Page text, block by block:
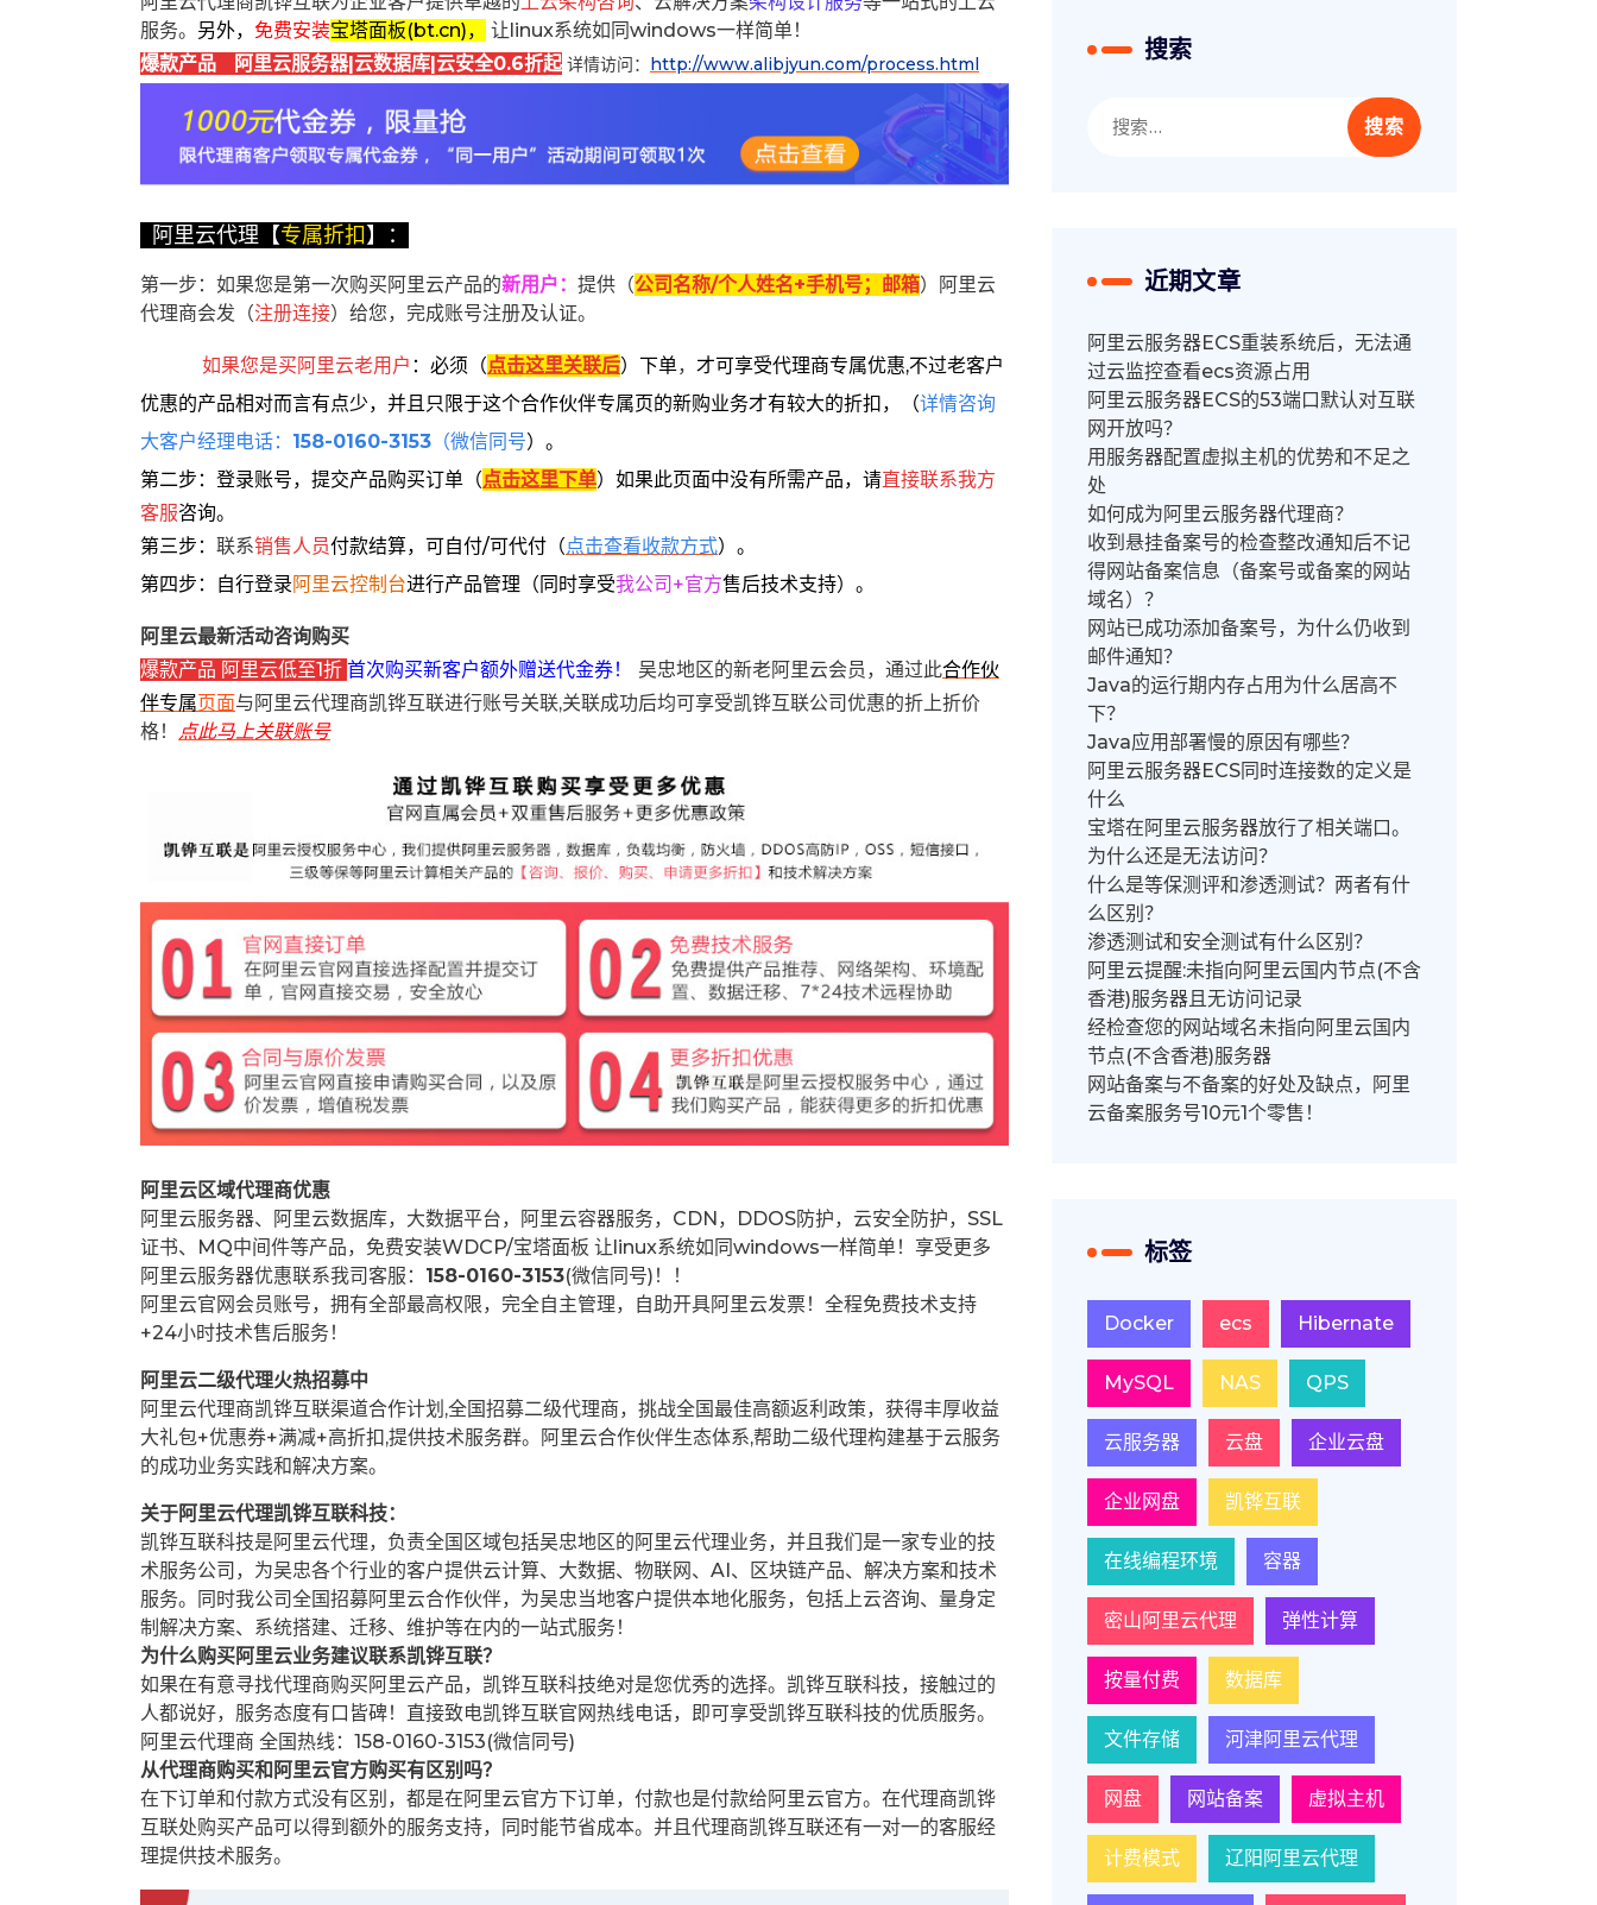
服务。 另外， 免费安装宝塔面板(bt.cn)，
让linux系统如同windows一样简单！
爆款产品 阿里云服务器|云数据库|云安全0.6折起 详情访问： http://www.alibjyun.com/process.html
阿里云代理【专属折扣】：
第一步：如果您是第一次购买阿里云产品的新用户 ： 提供（公司名称/个人姓名+手机号；邮箱）阿里云
代理商会发（注册连接）给您，完成账号注册及认证。
如果您是买阿里云老用户 ： 必须 （点击这里关联后） 下单， 才可享受代理商专属优惠,不过老客户
优惠的产品相对而言有点少，并且只限于这个合作伙伴专属页的新购业务才有较大的折扣，
（详情咨询
大客户经理电话： 158-0160-3153 （微信同号）。
第二步：登录账号，提交产品购买订单（点击这里下单） 如果此页面中没有所需产品，请直接联系我方
客服咨询。
第三步： 联系销售人员付款结算，可自付/可代付（点击查看收款方式）。
第四步：自行登录 阿里云控制台进行产品管理（同时享受我公司+官方售后技术支持）。
阿里云最新活动咨询购买
爆款产品 阿里云低至1折 首次购买新客户额外赠送代金券！ 吴忠地区的新老阿里云会员，通过此合作伙
伴专属页面与阿里云代理商凯铧互联进行账号关联,关联成功后均可享受凯铧互联公司优惠的折上折价
格！ 点此马上关联账号
阿里云区域代理商优惠
阿里云服务器、阿里云数据库，大数据平台，阿里云容器服务，CDN，DDOS防护，云安全防护，SSL
证书、MQ中间件等产品，免费安装WDCP/宝塔面板 让linux系统如同windows一样简单！享受更多
阿里云服务器优惠联系我司客服： 158-0160-3153(微信同号)！！
阿里云官网会员账号，拥有全部最高权限，完全自主管理，自助开具阿里云发票！全程免费技术支持
+24小时技术售后服务！
阿里云二级代理火热招募中
阿里云代理商凯铧互联渠道合作计划,全国招募二级代理商，挑战全国最佳高额返利政策，获得丰厚收益
大礼包+优惠券+满减+高折扣,提供技术服务群。阿里云合作伙伴生态体系,帮助二级代理构建基于云服务
的成功业务实践和解决方案。
关于阿里云代理凯铧互联科技：
凯铧互联科技是阿里云代理，负责全国区域包括吴忠地区的阿里云代理业务，并且我们是一家专业的技
术服务公司，为吴忠各个行业的客户提供云计算、大数据、物联网、AI、区块链产品、解决方案和技术
服务。同时我公司全国招募阿里云合作伙伴，为吴忠当地客户提供本地化服务，包括上云咨询、量身定
制解决方案、系统搭建、迁移、维护等在内的一站式服务！
为什么购买阿里云业务建议联系凯铧互联？
如果在有意寻找代理商购买阿里云产品，凯铧互联科技绝对是您优秀的选择。凯铧互联科技，接触过的
人都说好，服务态度有口皆碑！直接致电凯铧互联官网热线电话，即可享受凯铧互联科技的优质服务。
阿里云代理商 全国热线：158-0160-3153(微信同号)
从代理商购买和阿里云官方购买有区别吗？
在下订单和付款方式没有区别，都是在阿里云官方下订单，付款也是付款给阿里云官方。在代理商凯铧
互联处购买产品可以得到额外的服务支持，同时能节省成本。并且代理商凯铧互联还有一对一的客服经
理提供技术服务。
搜索
索：
近期文章
阿里云服务器ECS重装系统后，无法通
过云监控查看ecs资源占用
阿里云服务器ECS的53端口默认对互联
网开放吗？
用服务器配置虚拟主机的优势和不足之
处
如何成为阿里云服务器代理商？
收到悬挂备案号的检查整改通知后不记
得网站备案信息（备案号或备案的网站
域名）？
网站已成功添加备案号，为什么仍收到
邮件通知？
Java的运行期内存占用为什么居高不
下？
Java应用部署慢的原因有哪些？
阿里云服务器ECS同时连接数的定义是
什么
宝塔在阿里云服务器放行了相关端口。
为什么还是无法访问？
什么是等保测评和渗透测试？两者有什
么区别？
渗透测试和安全测试有什么区别？
阿里云提醒:未指向阿里云国内节点(不含
香港)服务器且无访问记录
经检查您的网站域名未指向阿里云国内
节点(不含香港)服务器
网站备案与不备案的好处及缺点，阿里
云备案服务号10元1个零售！
标签
Docker ecs Hibernate
MySQL NAS QPS
云服务器 云盘 企业云盘
企业网盘 凯铧互联
在线编程环境 容器
密山阿里云代理 弹性计算
按量付费 数据库
文件存储 河津阿里云代理
网盘 网站备案 虚拟主机
计费模式 辽阳阿里云代理